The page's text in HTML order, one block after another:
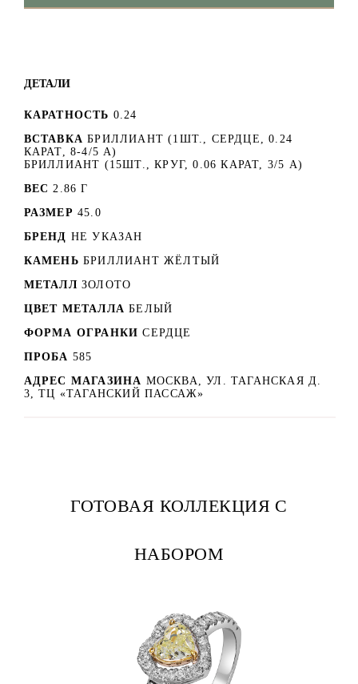
ДЕТАЛИ
КАРАТНОСТЬ 0.24
ВСТАВКА БРИЛЛИАНТ (1ШТ., СЕРДЦЕ, 0.24
КАРАТ, 8-4/5 А)
БРИЛЛИАНТ (15ШТ., КРУГ, 0.06 КАРАТ, 3/5 А)
ВЕС 2.86 Г
РАЗМЕР 45.0
БРЕНД НЕ УКАЗАН
КАМЕНЬ БРИЛЛИАНТ ЖЁЛТЫЙ
МЕТАЛЛ ЗОЛОТО
ЦВЕТ МЕТАЛЛА БЕЛЫЙ
ФОРМА ОГРАНКИ СЕРДЦЕ
ПРОБА 585
АДРЕС МАГАЗИНА МОСКВА, УЛ. ТАГАНСКАЯ Д.
3, ТЦ «ТАГАНСКИЙ ПАССАЖ»
ГОТОВАЯ КОЛЛЕКЦИЯ С
НАБОРОМ